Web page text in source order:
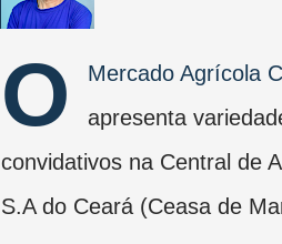
O
Mercado Agrícola
apresenta
convidativos na Central de
S.A do Ceará (Ceasa de